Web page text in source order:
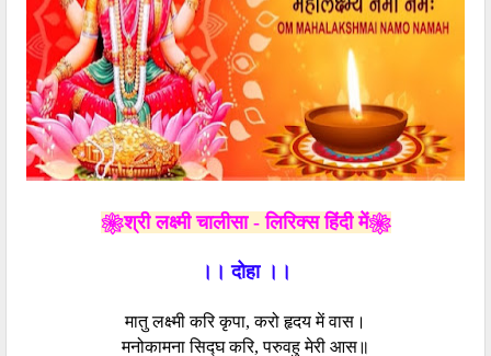
❀श्री लक्ष्मी चालीसा - लिरिक्स हिंदी में❀
।। दोहा ।।
मातु लक्ष्मी करि कृपा, करो हृदय में वास।
मनोकामना सिद्घ करि, परुवहु मेरी आस॥